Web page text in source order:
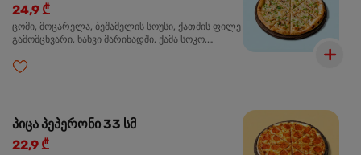
24,9 ₾
ცომი, მოცარელა, ბეშამელის სოუსი, ქათმის ფილე
გამომცხვარი, ხახვი მარინადში, ქამა სოკო,
პიცა პეპერონი 33 სმ
22,9 ₾